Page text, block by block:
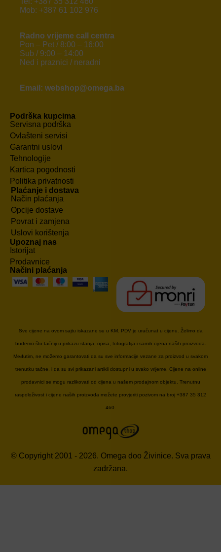
Mob: +387 61 102 976
Radno vrijeme call centra
Pon – Pet / 8:00 – 16:00
Sub / 9:00 – 14:00
Ned i praznici / neradni
Email: webshop@omega.ba
Podrška kupcima
Servisna podrška
Ovlašteni servisi
Garantni uslovi
Tehnologije
Kartica pogodnosti
Politika privatnosti
Plaćanje i dostava
Način plaćanja
Opcije dostave
Povrat i zamjena
Uslovi korištenja
Upoznaj nas
Istorijat
Prodavnice
Načini plaćanja
Sve cijene na ovom sajtu iskazane su u KM. PDV je uračunat u cijenu. Želimo da
budemo što tačniji u prikazu stanja, opisa, fotografija i samih cijena naših proizvoda.
Međutim, ne možemo garantovati da su sve informacije vezane za proizvod u svakom
trenutku tačne, i da su svi prikazani artikli dostupni u svako vrijeme. Cijene na online
prodavnici se mogu razlikovati od cijena u našem prodajnom objektu. Trenutnu
raspoloživost i cijene naših proizvoda možete provjeriti pozivom na broj +387 35 312
460.
© Copyright 2001 - 2026. Omega doo Živinice. Sva prava
zadržana.